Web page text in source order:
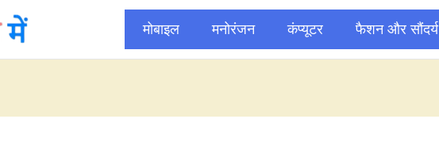
मोबाइल मनोरंजन कंप्यूटर फैशन और सौंदर्य